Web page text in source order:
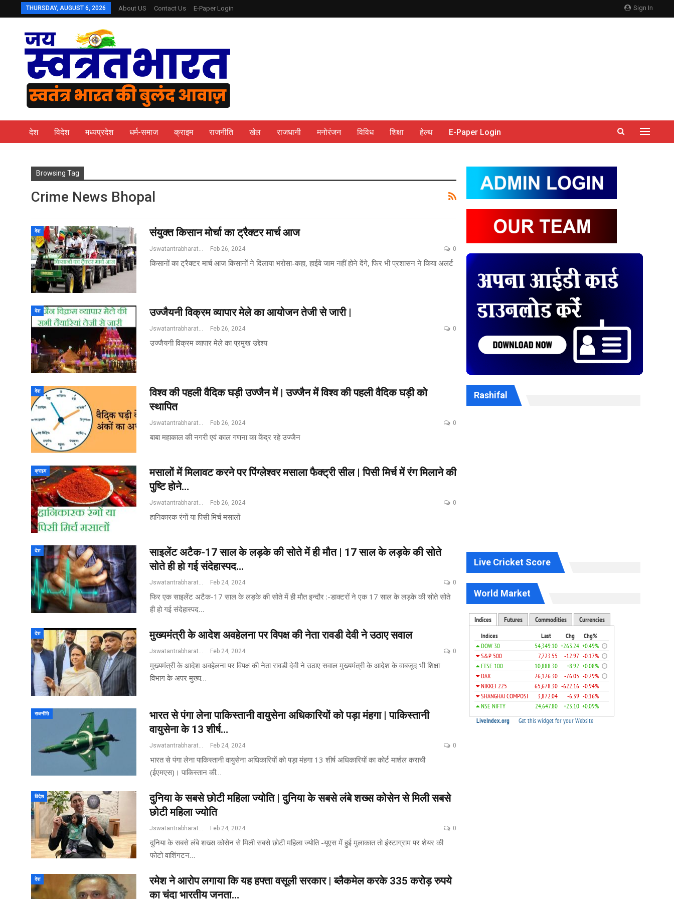
Sign In
THURSDAY, AUGUST 6, 2026 About US Contact Us E-Paper Login
देश विदेश मध्यप्रदेश धर्म-समाज क्राइम राजनीति खेल राजधानी मनोरंजन विविध शिक्षा हेल्थ E-Paper Login
Browsing Tag
Crime News Bhopal
देश संयुक्त किसान मोर्चा का ट्रैक्टर मार्च आज
Feb 26, 2024 0
किसानों का ट्रैक्टर मार्च आज किसानों ने दिलाया भरोसा-कहा, हाईवे जाम नहीं होने देंगे, फिर भी प्रशासन ने किया अलर्ट
देश उज्जैयनी विक्रम व्यापार मेले का आयोजन तेजी से जारी |
Jswatantrabharat@gmail.com Feb 26, 2024 0
उज्जैयनी विक्रम व्यापार मेले का प्रमुख उद्देश्य
देश
विश्व की पहली वैदिक घड़ी उज्जैन में | उज्जैन में विश्व की पहली वैदिक घड़ी को
स्थापित
Feb 26, 2024 0
बाबा महाकाल की नगरी एवं काल गणना का केंद्र रहे उज्‍जैन
क्राइम
मसालों में मिलावट करने पर पिंग्लेश्वर मसाला फैक्ट्री सील | पिसी मिर्च में रंग मिलाने की
पुष्टि होने…
Jswatantrabharat@gmail.com Feb 26, 2024 0
हानिकारक रंगों या पिसी मिर्च मसालों
देश
साइलेंट अटैक-17 साल के लड़के की सोते में ही मौत | 17 साल के लड़के की सोते
सोते ही हो गई संदेहास्पद…
Jswatantrabharat@gmail.com Feb 24, 2024 0
फिर एक साइलेंट अटैक-17 साल के लड़के की सोते में ही मौत इन्दौर :-डाक्टरों ने एक 17 साल के लड़के की सोते सोते
ही हो गई संदेहास्पद…
देश मुख्यमंत्री के आदेश अवहेलना पर विपक्ष की नेता रावडी देवी ने उठाए सवाल
Jswatantrabharat@gmail.com Feb 24, 2024 0
मुख्यमंत्री के आदेश अवहेलना पर विपक्ष की नेता रावडी देवी ने उठाए सवाल मुख्यमंत्री के आदेश के वाबजूद भी शिक्षा
विभाग के अपर मुख्य…
राजनीति
भारत से पंगा लेना पाकिस्तानी वायुसेना अधिकारियों को पड़ा मंहगा | पाकिस्तानी
वायुसेना के 13 शीर्ष…
Feb 24, 2024 0
भारत से पंगा लेना पाकिस्तानी वायुसेना अधिकारियों को पड़ा मंहगा 13 शीर्ष अधिकारियों का कोर्ट मार्शल कराची
(ईएमएस)। पाकिस्तान की…
विदेश
दुनिया के सबसे छोटी महिला ज्योति | दुनिया के सबसे लंबे शख्स कोसेन से मिली सबसे
छोटी महिला ज्योति
Feb 24, 2024 0
दुनिया के सबसे लंबे शख्स कोसेन से मिली सबसे छोटी महिला ज्योति -यूएस में हुई मुलाकात तो इंस्टाग्राम पर शेयर की
फोटो वाशिंगटन…
देश
रमेश ने आरोप लगाया कि यह हफ्ता वसूली सरकार | ब्लैकमेल करके 335 करोड़ रुपये
का चंदा भारतीय जनता…
Rashifal
Live Cricket Score
World Market